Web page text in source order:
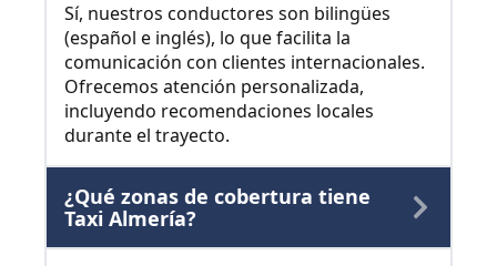
Sí, nuestros conductores son bilingües
(español e inglés), lo que facilita la
comunicación con clientes internacionales.
Ofrecemos atención personalizada,
incluyendo recomendaciones locales
durante el trayecto.
¿Qué zonas de cobertura tiene
Taxi Almería?